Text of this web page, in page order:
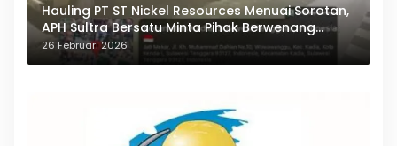
Hauling PT ST Nickel Resources Menuai Sorotan,
APH Sultra Bersatu Minta Pihak Berwenang
Bertindak
26 Februari 2026